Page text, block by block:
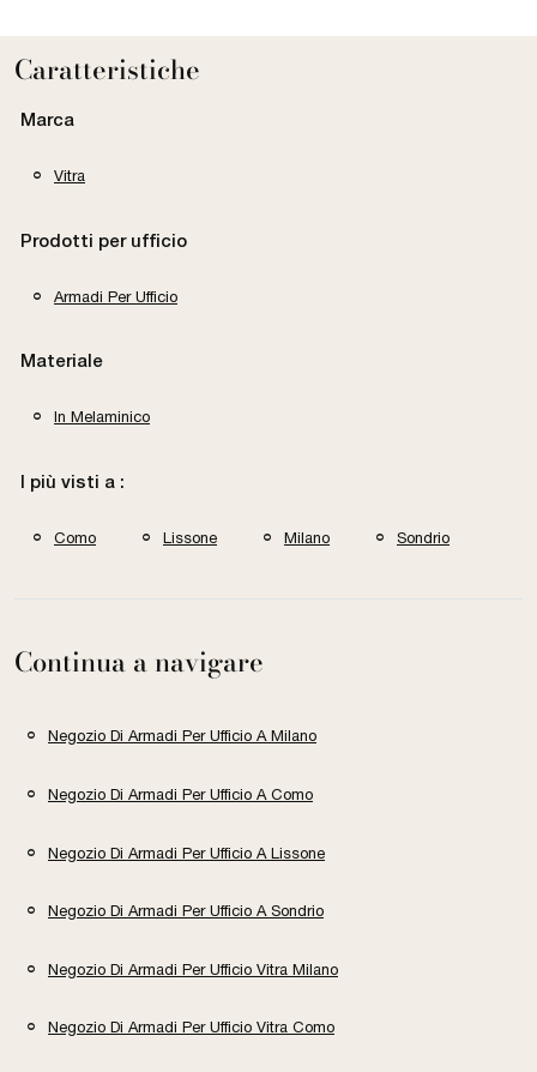
Caratteristiche
Marca
Vitra
Prodotti per ufficio
Armadi Per Ufficio
Materiale
In Melaminico
I più visti a :
Como Lissone Milano Sondrio
Continua a navigare
Negozio Di Armadi Per Ufficio A Milano
Negozio Di Armadi Per Ufficio A Como
Negozio Di Armadi Per Ufficio A Lissone
Negozio Di Armadi Per Ufficio A Sondrio
Negozio Di Armadi Per Ufficio Vitra Milano
Negozio Di Armadi Per Ufficio Vitra Como